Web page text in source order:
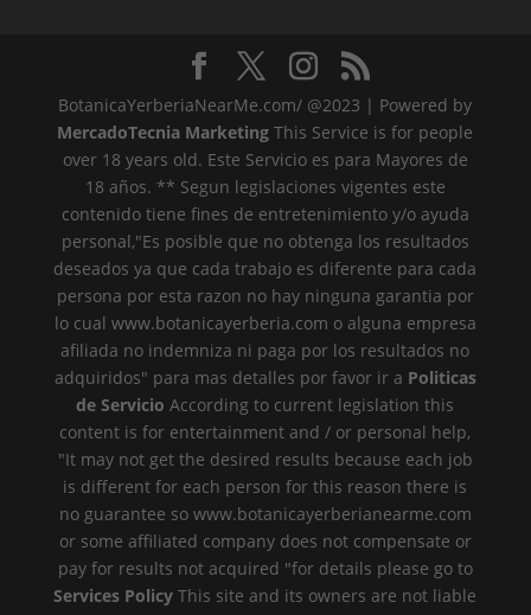
BotanicaYerberiaNearMe.com/ @2023 | Powered by
MercadoTecnia MarketingThis Service is for people
over 18 years old. Este Servicio es para Mayores de
18 años. ** Segun legislaciones vigentes este
contenido tiene fines de entretenimiento y/o ayuda
personal,"Es posible que no obtenga los resultados
deseados ya que cada trabajo es diferente para cada
persona por esta razon no hay ninguna garantia por
lo cual www.botanicayerberia.com o alguna empresa
afiliada no indemniza ni paga por los resultados no
adquiridos" para mas detalles por favor ir a Politicas
de Servicio According to current legislation this
content is for entertainment and / or personal help,
"It may not get the desired results because each job
is different for each person for this reason there is
no guarantee so www.botanicayerberianearme.com
or some affiliated company does not compensate or
pay for results not acquired "for details please go to
Services Policy This site and its owners are not liable